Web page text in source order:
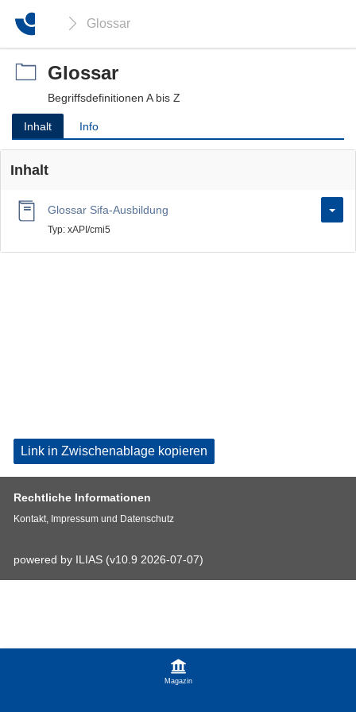
Glossar
Magazin
Glossar
Begriffsdefinitionen A bis Z
Inhalt Info
Inhalt
Glossar Sifa-Ausbildung
Typ: xAPI/cmi5
Link in Zwischenablage kopieren
Rechtliche Informationen
Kontakt, Impressum und Datenschutz
powered by ILIAS (v10.9 2026-07-07)